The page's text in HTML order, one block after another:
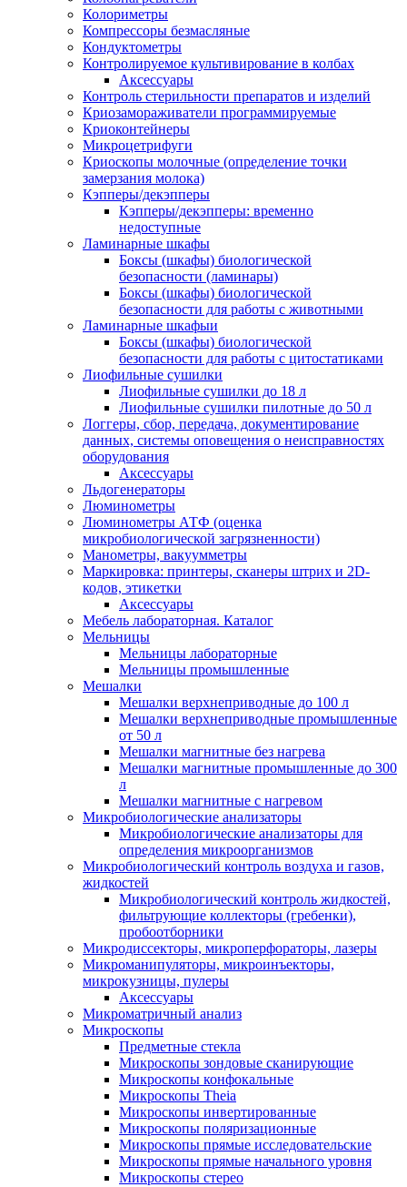
Колориметры
Компрессоры безмасляные
Кондуктометры
Контролируемое культивирование в колбах
Аксессуары
Контроль стерильности препаратов и изделий
Криозамораживатели программируемые
Криоконтейнеры
Микроцетрифуги
Криоскопы молочные (определение точки
замерзания молока)
Кэпперы/декэпперы
Кэпперы/декэпперы: временно
недоступные
Ламинарные шкафы
Боксы (шкафы) биологической
безопасности (ламинары)
Боксы (шкафы) биологической
безопасности для работы с животными
Ламинарные шкафыи
Боксы (шкафы) биологической
безопасности для работы с цитостатиками
Лиофильные сушилки
Лиофильные сушилки до 18 л
Лиофильные сушилки пилотные до 50 л
Логгеры, сбор, передача, документирование
данных, системы оповещения о неисправностях
оборудования
Аксессуары
Льдогенераторы
Люминометры
Люминометры АТФ (оценка
микробиологической загрязненности)
Манометры, вакуумметры
Маркировка: принтеры, сканеры штрих и 2D-
кодов, этикетки
Аксессуары
Мебель лабораторная. Каталог
Мельницы
Мельницы лабораторные
Мельницы промышленные
Мешалки
Мешалки верхнеприводные до 100 л
Мешалки верхнеприводные промышленные
от 50 л
Мешалки магнитные без нагрева
Мешалки магнитные промышленные до 300
л
Мешалки магнитные с нагревом
Микробиологические анализаторы
Микробиологические анализаторы для
определения микроорганизмов
Микробиологический контроль воздуха и газов,
жидкостей
Микробиологический контроль жидкостей,
фильтрующие коллекторы (гребенки),
пробоотборники
Микродиссекторы, микроперфораторы, лазеры
Микроманипуляторы, микроинъекторы,
микрокузницы, пулеры
Аксессуары
Микроматричный анализ
Микроскопы
Предметные стекла
Микроскопы зондовые сканирующие
Микроскопы конфокальные
Микроскопы Theia
Микроскопы инвертированные
Микроскопы поляризационные
Микроскопы прямые исследовательские
Микроскопы прямые начального уровня
Микроскопы стерео